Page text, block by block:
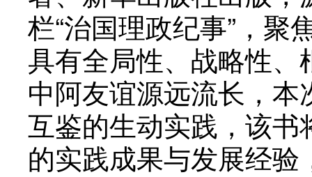
栏“治国理政纪事”，
具有全局性、战略性
中阿友谊源远流长，
互鉴的生动实践，该
的实践成果与发展经